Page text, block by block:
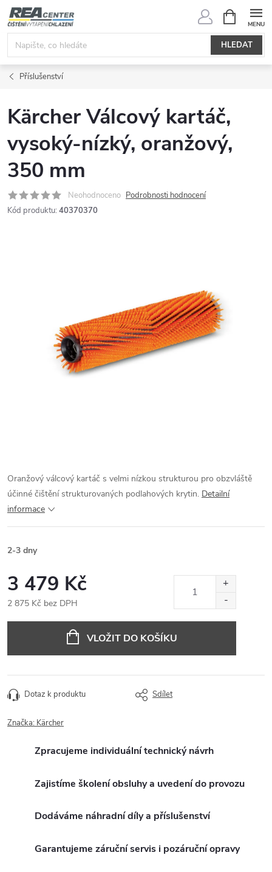
Přejít
na
obsah
HLEDAT
NÁKUPNÍ
KOŠÍK
Příslušenství
Kärcher Válcový kartáč,
vysoký-nízký, oranžový,
350 mm
Neohodnoceno Podrobnosti hodnocení
Kód produktu: 40370370
Oranžový válcový kartáč s velmi nízkou strukturou pro obzvláště
účinné čištění strukturovaných podlahových krytin. Detailní
informace
2-3 dny
3 479 Kč
2 875 Kč bez DPH
VLOŽIT DO KOŠÍKU
Dotaz k produktu Sdílet
Značka: Kärcher
Zpracujeme individuální technický návrh
Zajistíme školení obsluhy a uvedení do provozu
Dodáváme náhradní díly a příslušenství
Garantujeme záruční servis i pozáruční opravy